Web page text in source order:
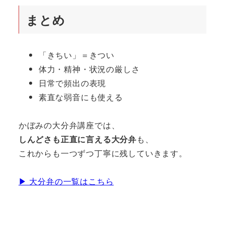
まとめ
「きちい」＝きつい
体力・精神・状況の厳しさ
日常で頻出の表現
素直な弱音にも使える
かぼみの大分弁講座では、
しんどさも正直に言える大分弁も、
これからも一つずつ丁寧に残していきます。
▶︎ 大分弁の一覧はこちら